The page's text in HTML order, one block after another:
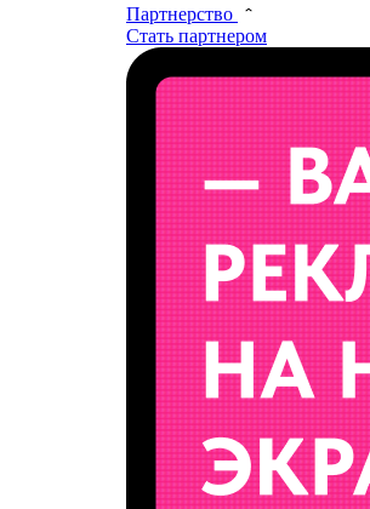
Партнерство
Стать партнером